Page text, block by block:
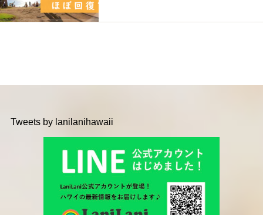
Tweets by lanilanihawaii